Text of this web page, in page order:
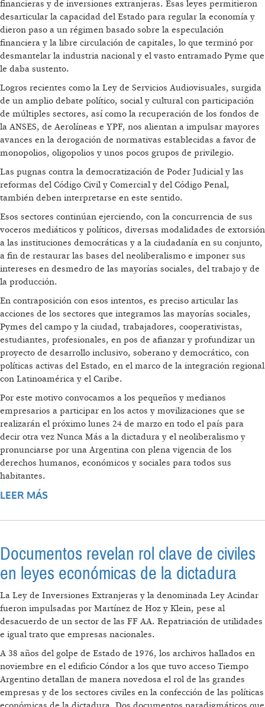
financieras y de inversiones extranjeras. Esas leyes permitieron
desarticular la capacidad del Estado para regular la economía y
dieron paso a un régimen basado sobre la especulación
financiera y la libre circulación de capitales, lo que terminó por
desmantelar la industria nacional y el vasto entramado Pyme que
le daba sustento.
Logros recientes como la Ley de Servicios Audiovisuales, surgida
de un amplio debate político, social y cultural con participación
de múltiples sectores, así como la recuperación de los fondos de
la ANSES, de Aerolíneas e YPF, nos alientan a impulsar mayores
avances en la derogación de normativas establecidas a favor de
monopolios, oligopolios y unos pocos grupos de privilegio.
Las pugnas contra la democratización de Poder Judicial y las
reformas del Código Civil y Comercial y del Código Penal,
también deben interpretarse en este sentido.
Esos sectores continúan ejerciendo, con la concurrencia de sus
voceros mediáticos y políticos, diversas modalidades de extorsión
a las instituciones democráticas y a la ciudadanía en su conjunto,
a fin de restaurar las bases del neoliberalismo e imponer sus
intereses en desmedro de las mayorías sociales, del trabajo y de
la producción.
En contraposición con esos intentos, es preciso articular las
acciones de los sectores que integramos las mayorías sociales,
Pymes del campo y la ciudad, trabajadores, cooperativistas,
estudiantes, profesionales, en pos de afianzar y profundizar un
proyecto de desarrollo inclusivo, soberano y democrático, con
políticas activas del Estado, en el marco de la integración regional
con Latinoamérica y el Caribe.
Por este motivo convocamos a los pequeños y medianos
empresarios a participar en los actos y movilizaciones que se
realizarán el próximo lunes 24 de marzo en todo el país para
decir otra vez Nunca Más a la dictadura y el neoliberalismo y
pronunciarse por una Argentina con plena vigencia de los
derechos humanos, económicos y sociales para todos sus
habitantes.
LEER MÁS
PRODUCTIVA, JURÍDICA Y SOCIAL
Documentos revelan rol clave de civiles
en leyes económicas de la dictadura
La Ley de Inversiones Extranjeras y la denominada Ley Acindar
fueron impulsadas por Martínez de Hoz y Klein, pese al
desacuerdo de un sector de las FF AA. Repatriación de utilidades
e igual trato que empresas nacionales.
A 38 años del golpe de Estado de 1976, los archivos hallados en
noviembre en el edificio Cóndor a los que tuvo acceso Tiempo
Argentino detallan de manera novedosa el rol de las grandes
empresas y de los sectores civiles en la confección de las políticas